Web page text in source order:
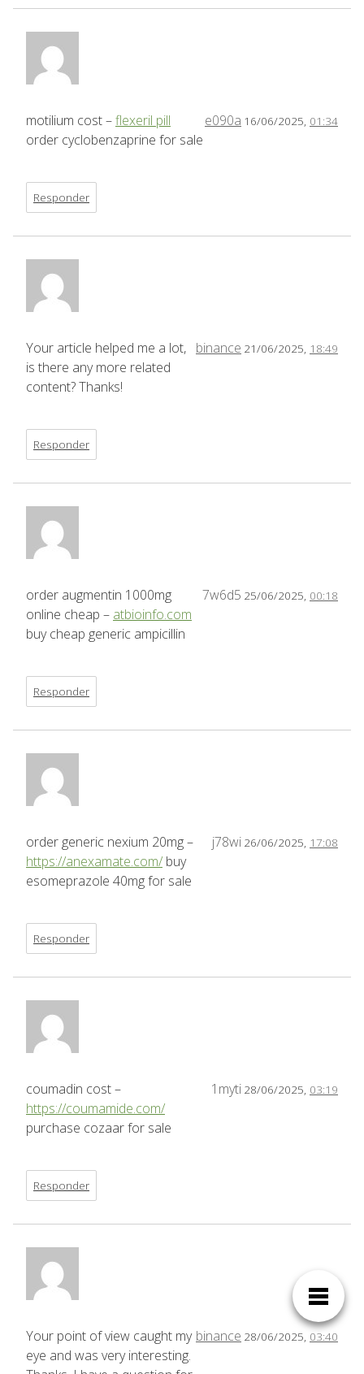
e090a 16/06/2025, 01:34
motilium cost –flexeril pill
order cyclobenzaprine for sale
Responder
binance 21/06/2025, 18:49
Your article helped me a lot,
is there any more related
content? Thanks!
Responder
7w6d5 25/06/2025, 00:18
order augmentin 1000mg
online cheap – atbioinfo.com
buy cheap generic ampicillin
Responder
j78wi 26/06/2025, 17:08
order generic nexium 20mg –
https://anexamate.com/ buy
esomeprazole 40mg for sale
Responder
1myti 28/06/2025, 03:19
coumadin cost –
https://coumamide.com/
purchase cozaar for sale
Responder
binance 28/06/2025, 03:40
Your point of view caught my
eye and was very interesting.